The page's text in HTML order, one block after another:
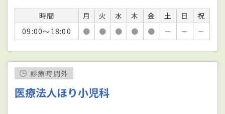
時間 月 火 水 木 金 土 日
祝
09:00～18:00
● ● ● ● ● － － －
診療時間外
医療法人ほり小児科